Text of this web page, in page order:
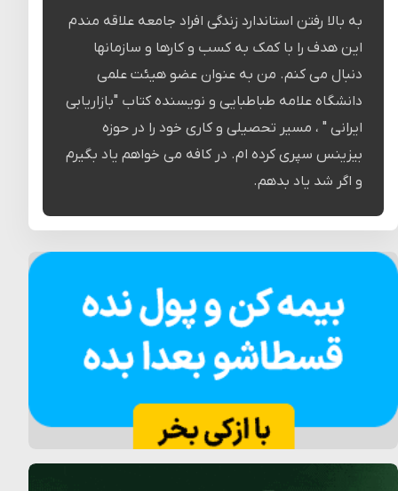
به بالا رفتن استاندارد زندگی افراد جامعه علاقه مندم
این هدف را با کمک به کسب و کارها و سازمانها
دنبال می کنم. من به عنوان عضو هیئت علمی
دانشگاه علامه طباطبایی و نویسنده کتاب "بازاریابی
ایرانی " ، مسیر تحصیلی و کاری خود را در حوزه
بیزینس سپری کرده ام. در کافه می خواهم یاد بگیرم
و اگر شد یاد بدهم.